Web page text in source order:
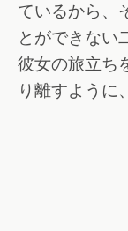
ているから、
とができない
彼女の旅立ち
り離すように